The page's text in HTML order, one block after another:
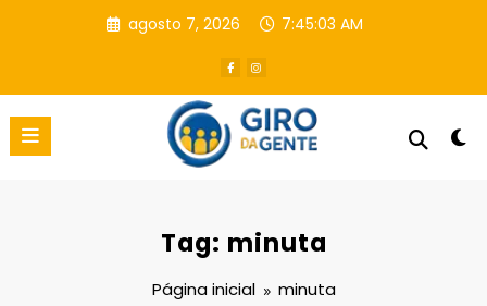
agosto 7, 2026 7:45:04 AM
Tag: minuta
Página inicial minuta